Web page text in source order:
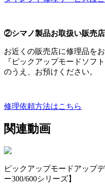
②シマノ製品お取扱い販売
お近くの販売店に修理品を
『ピックアップモードソフ
のうえ、お預けください。
修理依頼方法はこちら
関連動画
ピックアップモードアップ
ー300/600シリーズ】